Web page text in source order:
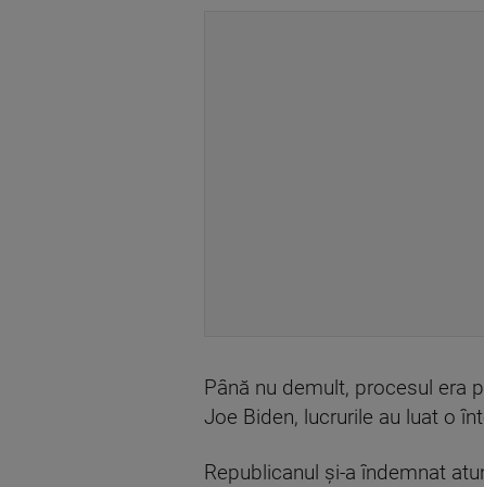
Până nu demult, procesul era
Joe Biden, lucrurile au luat o
Republicanul și-a îndemnat